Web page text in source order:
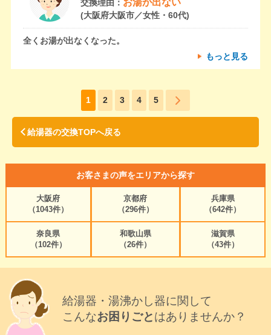
交換理由：
(大阪府大阪市／女性・60代)
全くお湯が出なくなった。
もっと見る
1 2 3 4 5
給湯器の交換TOPへ戻る
お客さまの声をエリアから探す
大阪府
（1043件）
京都府
（296件）
兵庫県
（642件）
奈良県
（102件）
和歌山県
（26件）
滋賀県
（43件）
給湯器・湯沸かし器に関して
こんなお困りごとはありませんか？